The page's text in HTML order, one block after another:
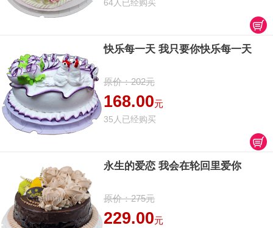
64人已经购买
快乐每一天 我只要你快乐每一天
原价：202元
168.00元
35人已经购买
永生的爱恋 我会在轮回里爱你
原价：275元
229.00元